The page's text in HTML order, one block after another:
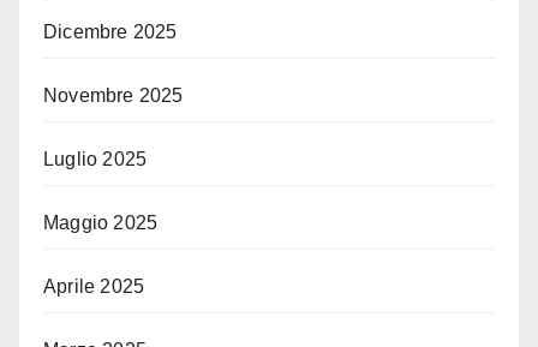
Dicembre 2025
Novembre 2025
Luglio 2025
Maggio 2025
Aprile 2025